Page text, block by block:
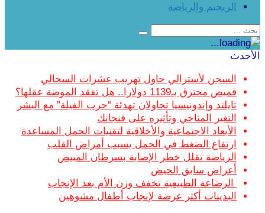
الريجيم والرياضة
الأحدث
السجن لأسترالي حاول تهريب عشرات السحالي
قميص محترق بـ1139 دولارا.. هل تفقد الموضة عقلها؟
تايلند وإندونيسيا تحاولان تهدئة “حرب الفيلة” مع البشر
التغير المناخي وتأثيره على فنجانك
الأبعاد الاجتماعية والأخلاقية لتقنيات الحمل المساعدة
ارتفاع الضغط في الحمل يسبب أمراض القلب
الرياضة تقلل خطر الإصابة بسرطان المبيض
أعراض سابق الحيض
الرضاعة الطبيعية تخفف وزن الأم بعد الإنجاب
البدينات أكثر عرضة لإنجاب أطفال مشوهين